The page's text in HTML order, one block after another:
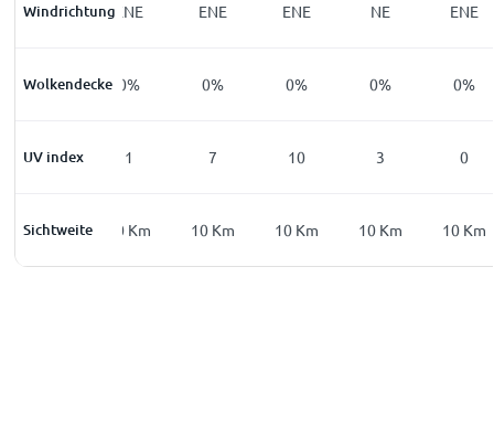
Windrichtung
NE ENE ENE ENE NE ENE
Wolkendecke
0% 0% 0% 0% 0% 0%
UV index
0 1 7 10 3 0
Sichtweite
10Km 10 Km 10 Km 10 Km 10 Km 10 Km